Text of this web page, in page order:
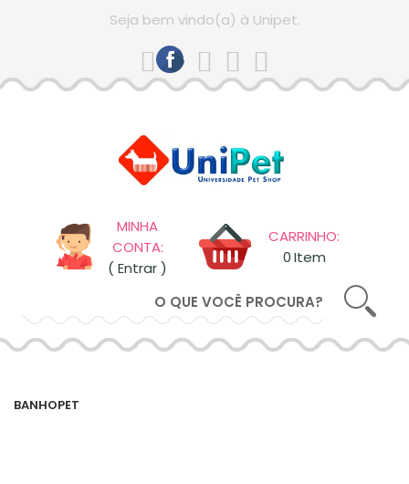
Seja bem vindo(a) à Unipet.
MINHA
CONTA:
( Entrar )
ESQUECI
MINHA
ENTRAR
CARRINHO:
0Item
BANHOPET